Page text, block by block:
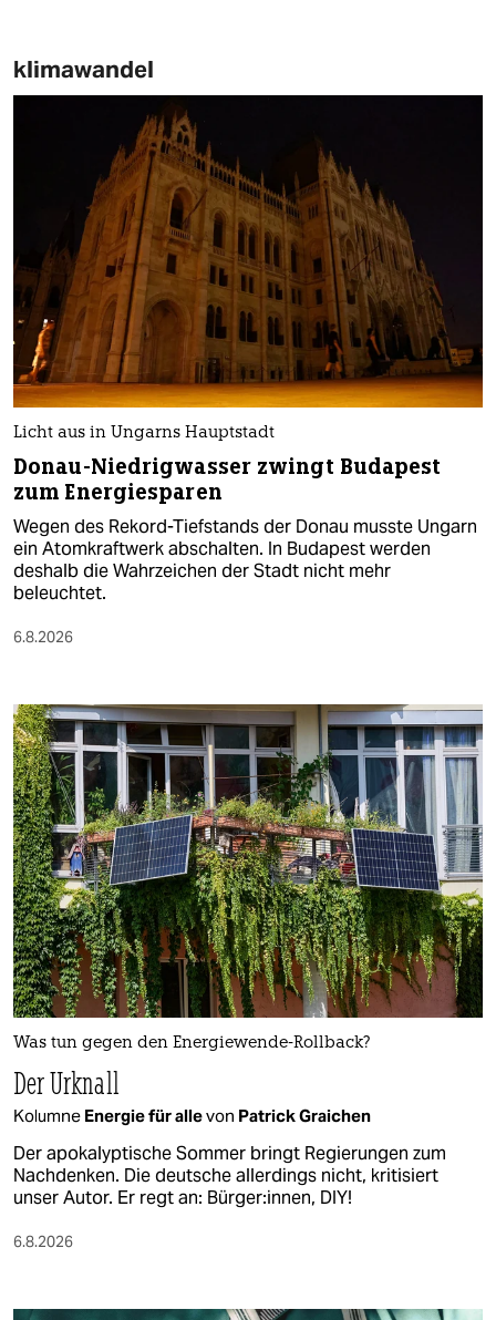
klimawandel
Licht aus in Ungarns Hauptstadt
Donau-Niedrigwasser zwingt Budapest
zum Energiesparen
Wegen des Rekord-Tiefstands der Donau musste Ungarn
ein Atomkraftwerk abschalten. In Budapest werden
deshalb die Wahrzeichen der Stadt nicht mehr
beleuchtet.
6.8.2026
Was tun gegen den Energiewende-Rollback?
Der Urknall
Kolumne Energie für allevon Patrick Graichen
Der apokalyptische Sommer bringt Regierungen zum
Nachdenken. Die deutsche allerdings nicht, kritisiert
unser Autor. Er regt an: Bürger:innen, DIY!
6.8.2026